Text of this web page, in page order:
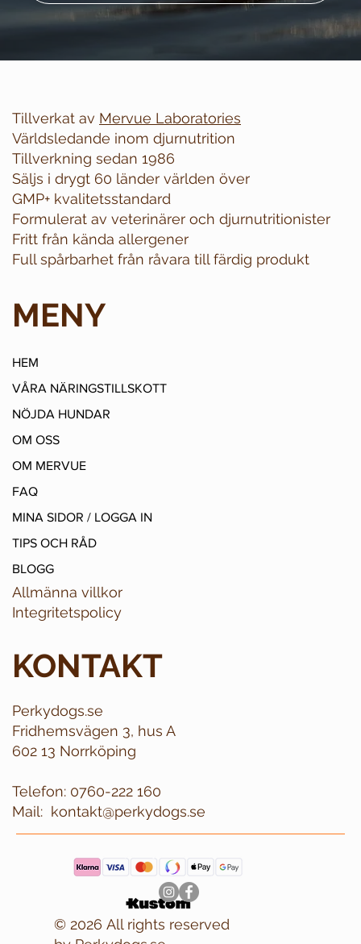
Tillverkat av Mervue Laboratories
Världsledande inom djurnutrition
Tillverkning sedan 1986
Säljs i drygt 60 länder världen över
GMP+ kvalitetsstandard
Formulerat av veterinärer och djurnutritionister
Fritt från kända allergener
Full spårbarhet från råvara till färdig produkt
MENY
HEM
VÅRA NÄRINGSTILLSKOTT
NÖJDA HUNDAR
OM OSS
OM MERVUE
FAQ
MINA SIDOR / LOGGA IN
TIPS OCH RÅD
BLOGG
Allmänna villkor
Integritetspolicy
KONTAKT
Perkydogs.se
Fridhemsvägen 3, hus A
602 13 Norrköping
Telefon: 0760-222 160
kontakt@perkydogs.se
Mail:
© 2026 All rights reserved